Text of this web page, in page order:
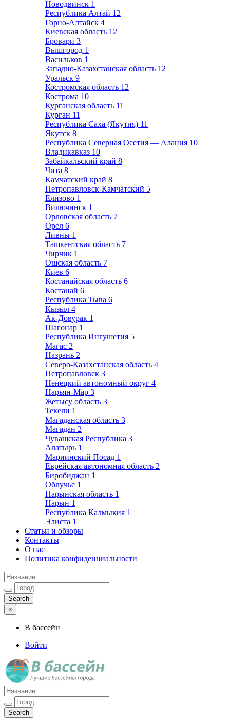
Новодвинск 1
Республика Алтай 12
Горно-Алтайск 4
Киевская область 12
Бровари 3
Вышгород 1
Васильков 1
Западно-Казахстанская область 12
Уральск 9
Костромская область 12
Кострома 10
Курганская область 11
Курган 11
Республика Саха (Якутия) 11
Якутск 8
Республика Северная Осетия — Алания 10
Владикавказ 10
Забайкальский край 8
Чита 8
Камчатский край 8
Петропавловск-Камчатский 5
Елизово 1
Вилючинск 1
Орловская область 7
Орел 6
Ливны 1
Ташкентская область 7
Чирчик 1
Ошская область 7
Киев 6
Костанайская область 6
Костанай 6
Республика Тыва 6
Кызыл 4
Ак-Довурак 1
Шагонар 1
Республика Ингушетия 5
Магас 2
Назрань 2
Северо-Казахстанская область 4
Петропавловск 3
Ненецкий автономный округ 4
Нарьян-Мар 3
Жетысу область 3
Текели 1
Магаданская область 3
Магадан 2
Чувашская Республика 3
Алатырь 1
Мариинский Посад 1
Еврейская автономная область 2
Биробиджан 1
Облучье 1
Нарынская область 1
Нарын 1
Республика Калмыкия 1
Элиста 1
Статьи и обзоры
Контакты
О нас
Политика конфиденциальности
×
В бассейн
Войти
Лучшие бассейны города